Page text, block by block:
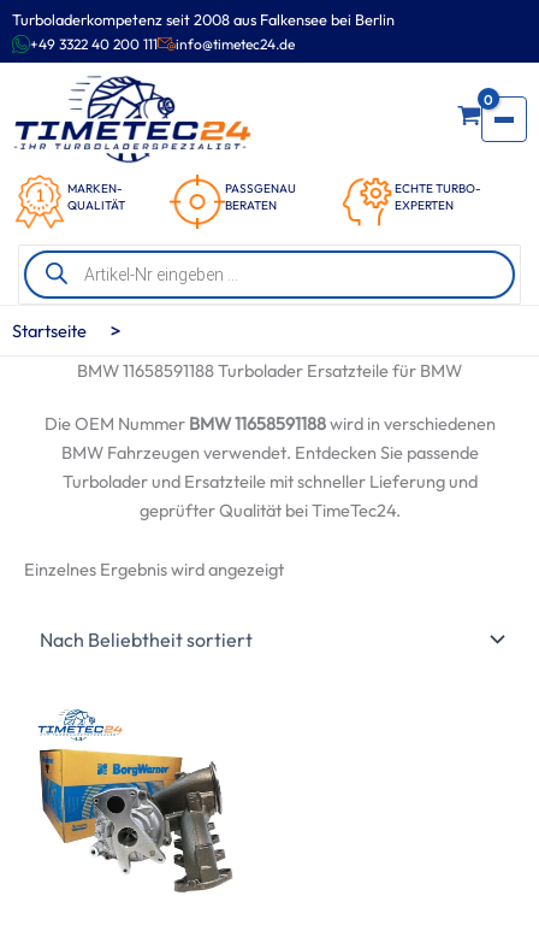
Turboladerkompetenz seit 2008 aus Falkensee bei Berlin
+49 3322 40 200 111 info@timetec24.de
MARKEN-
QUALITÄT
PASSGENAU
BERATEN
ECHTE TURBO-
EXPERTEN
0
Products
search
Zum
Inhalt
springen
Startseite >
BMW 11658591188 Turbolader Ersatzteile für BMW
Die OEM Nummer BMW 11658591188wird in verschiedenen
BMW Fahrzeugen verwendet. Entdecken Sie passende
Turbolader und Ersatzteile mit schneller Lieferung und
geprüfter Qualität bei TimeTec24.
Einzelnes Ergebnis wird angezeigt